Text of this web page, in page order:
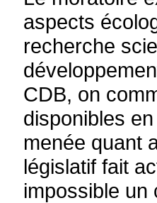
aspects
recherche
CDB, on
disponibles
menée quant
législatif fait
impossible un